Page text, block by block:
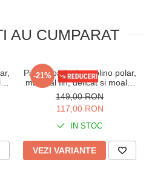
AU CUMPARAT
-21%
Pijama barbati cocolino polar,
material fin, delicat si moale,
visiniu 89
149,00 RON
117,00 RON
IN STOC
VEZI VARIANTE